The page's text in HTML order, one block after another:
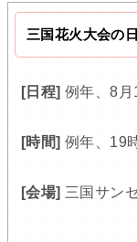
三国花火大会の
[日程] 例年、8月
[時間] 例年、19
[会場] 三国サン